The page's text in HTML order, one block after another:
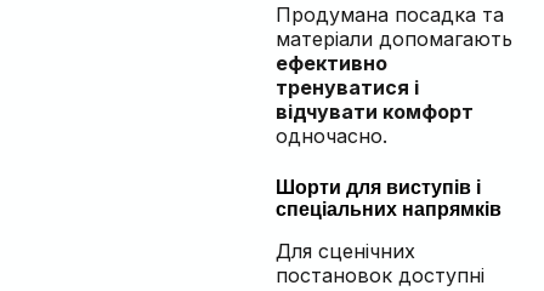
Продумана посадка та
матеріали допомагають
ефективно
тренуватися і
відчувати комфорт
одночасно.
Шорти для виступів і
спеціальних напрямків
Для сценічних
постановок доступні